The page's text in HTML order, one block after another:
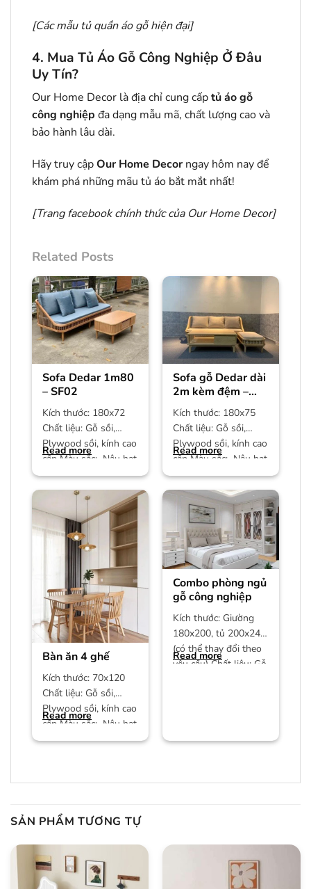
[Các mẫu tủ quần áo gỗ hiện đại]
4. Mua Tủ Áo Gỗ Công Nghiệp Ở Đâu
Uy Tín?
Our Home Decor là địa chỉ cung cấptủ áo gỗ
công nghiệp đa dạng mẫu mã, chất lượng cao và
bảo hành lâu dài.
Hãy truy cậpOur Home Decor ngay hôm nay để
khám phá những mãu tủ áo bắt mắt nhất!
[Trang facebook chính thức của Our Home Decor]
Related Posts
Sofa Dedar 1m80
– SF02
Kích thước: 180x72
Chất liệu: Gỗ sồi,
Plywood sồi, kính cao
cấp Màu sắc: Nâu hạt
dẻ Bảo hành: 12
Read more
Sofa gỗ Dedar dài
2m kèm đệm –
SF01
Kích thước: 180x75
Chất liệu: Gỗ sồi,
Plywood sồi, kính cao
cấp Màu sắc: Nâu hạt
dẻ Bảo hành: 12
Read more
Bàn ăn 4 ghế
Kích thước: 70x120
Chất liệu: Gỗ sồi,
Plywood sồi, kính cao
cấp Màu sắc: Nâu hạt
dẻ/màu trần Bảo
Read more
Combo phòng ngủ
gỗ công nghiệp
Kích thước: Giường
180x200, tủ 200x240
(có thể thay đổi theo
yêu cầu) Chất liệu: Gỗ
Read more
SẢN PHẨM TƯƠNG TỰ